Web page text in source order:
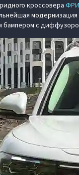
кроссовера ФРИ
бампером с